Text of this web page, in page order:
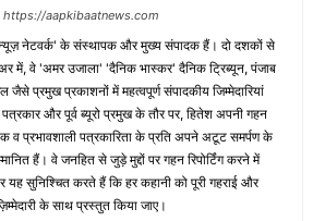
https://aapkibaatnews.com
न्यूज़ नेटवर्क' के संस्थापक और मुख्य संपादक हैं। दो दशकों से
में, वे 'अमर उजाला' 'दैनिक भास्कर' दैनिक ट्रिब्यून, पंजाब
जैसे प्रमुख प्रकाशनों में महत्वपूर्ण संपादकीय जिम्मेदारियां
और पूर्व ब्यूरो प्रमुख के तौर पर, हितेश अपनी गहन
व प्रभावशाली पत्रकारिता के प्रति अपने अटूट समर्पण के
हैं। वे जनहित से जुड़े मुद्दों पर गहन रिपोर्टिंग करने में
यह सुनिश्चित करते हैं कि हर कहानी को पूरी गहराई और
के साथ प्रस्तुत किया जाए।